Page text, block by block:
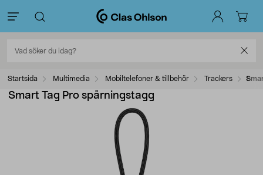
Startsida Multimedia Mobiltelefoner & tillbehör Trackers
Smart Tag Pro spårningstagg